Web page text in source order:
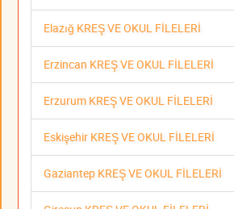
Elazığ KREŞ VE OKUL FİLELERİ
Erzincan KREŞ VE OKUL FİLELERİ
Erzurum KREŞ VE OKUL FİLELERİ
Eskişehir KREŞ VE OKUL FİLELERİ
Gaziantep KREŞ VE OKUL FİLELERİ